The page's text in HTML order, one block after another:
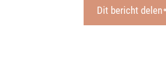
Dit bericht delen